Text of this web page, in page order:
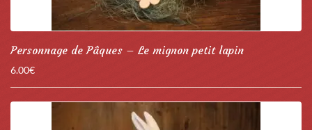
Personnage de Pâques – Le mignon petit lapin
6.00€